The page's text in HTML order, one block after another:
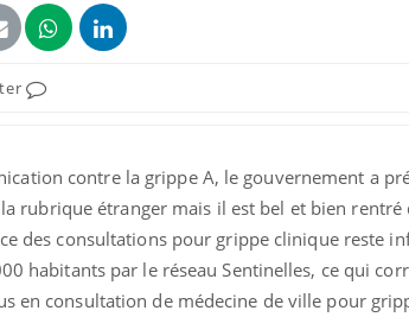
contre la grippe A, le gouvernement a
rubrique étranger mais il est bel et bien rentré
des consultations pour grippe clinique reste
habitants par le réseau Sentinelles, ce qui
en consultation de médecine de ville pour
GLP-1
ils aussi les os
empêche-t-elle
la nuit ?
tous les
Fortes
pourquoi le
noyade